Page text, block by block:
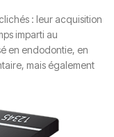
: leur acquisition
imparti au
en endodontie, en
mais également